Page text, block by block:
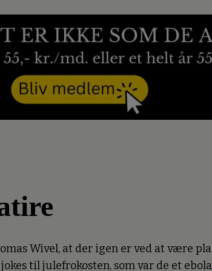
Wivel, at der igen er ved at være
til julefrokosten, som var de et